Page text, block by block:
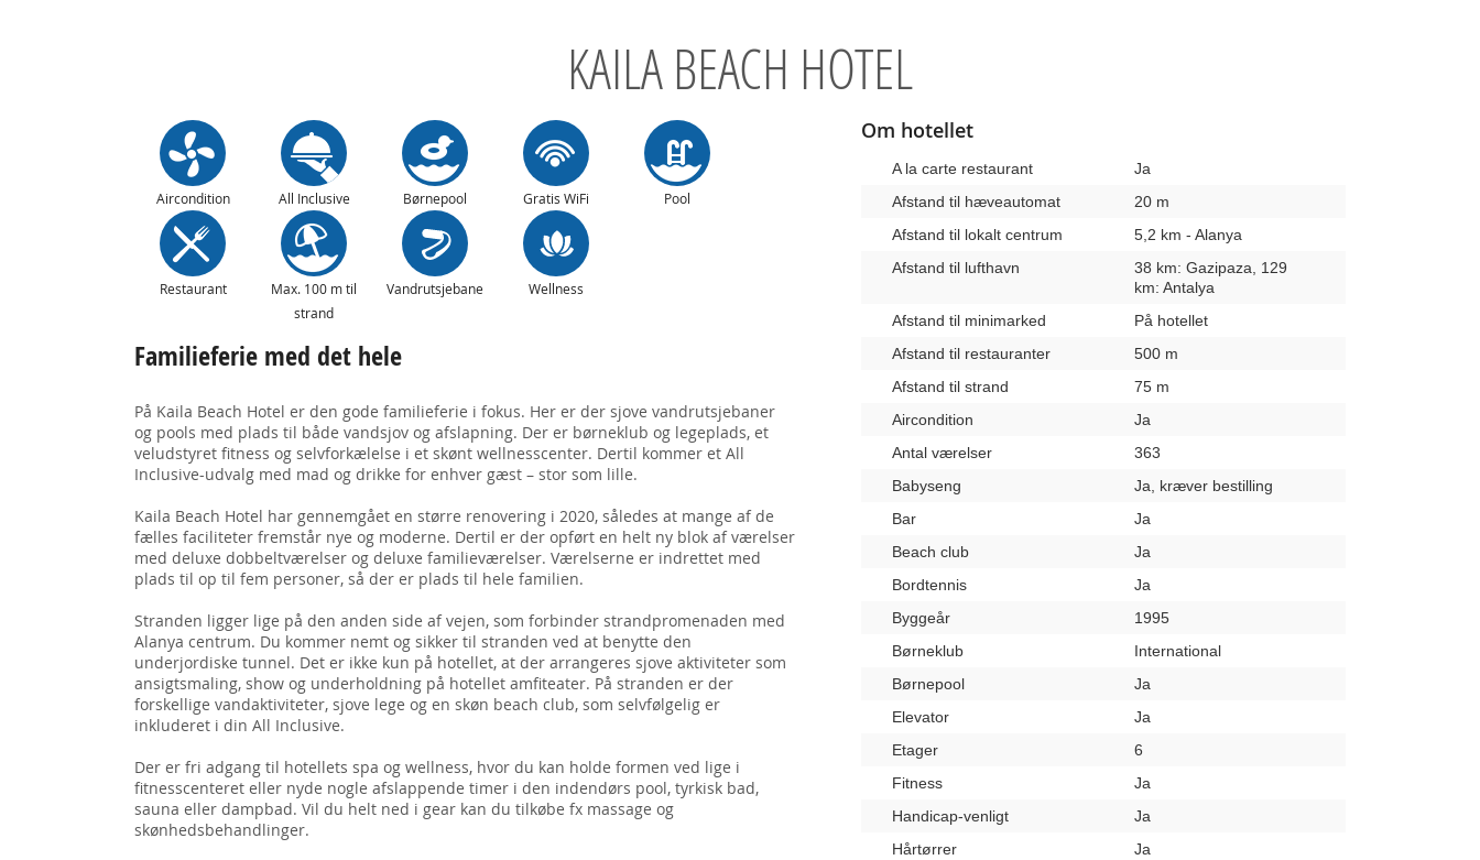
KAILA BEACH HOTEL
Aircondition All Inclusive Børnepool Gratis WiFi Pool
Restaurant
Max. 100 m til
strand
Vandrutsjebane Wellness
Familieferie med det hele
På Kaila Beach Hotel er den gode familieferie i fokus. Her er der sjove vandrutsjebaner
og pools med plads til både vandsjov og afslapning. Der er børneklub og legeplads, et
veludstyret fitness og selvforkælelse i et skønt wellnesscenter. Dertil kommer et All
Inclusive-udvalg med mad og drikke for enhver gæst – stor som lille.
Kaila Beach Hotel har gennemgået en større renovering i 2020, således at mange af de
fælles faciliteter fremstår nye og moderne. Dertil er der opført en helt ny blok af værelser
med deluxe dobbeltværelser og deluxe familieværelser. Værelserne er indrettet med
plads til op til fem personer, så der er plads til hele familien.
Stranden ligger lige på den anden side af vejen, som forbinder strandpromenaden med
Alanya centrum. Du kommer nemt og sikker til stranden ved at benytte den
underjordiske tunnel. Det er ikke kun på hotellet, at der arrangeres sjove aktiviteter som
ansigtsmaling, show og underholdning på hotellet amfiteater. På stranden er der
forskellige vandaktiviteter, sjove lege og en skøn beach club, som selvfølgelig er
inkluderet i din All Inclusive.
Der er fri adgang til hotellets spa og wellness, hvor du kan holde formen ved lige i
fitnesscenteret eller nyde nogle afslappende timer i den indendørs pool, tyrkisk bad,
sauna eller dampbad. Vil du helt ned i gear kan du tilkøbe fx massage og
skønhedsbehandlinger.
Om hotellet
A la carte restaurant
Ja
Afstand til hæveautomat
20 m
Afstand til lokalt centrum
5,2 km - Alanya
Afstand til lufthavn
38 km: Gazipaza, 129
km: Antalya
Afstand til minimarked
På hotellet
Afstand til restauranter
500 m
Afstand til strand
75 m
Aircondition
Ja
Antal værelser
363
Babyseng
Ja, kræver bestilling
Bar
Ja
Beach club
Ja
Bordtennis
Ja
Byggeår
1995
Børneklub
International
Børnepool
Ja
Elevator
Ja
Etager
6
Fitness
Ja
Handicap-venligt
Ja
Hårtørrer
Ja